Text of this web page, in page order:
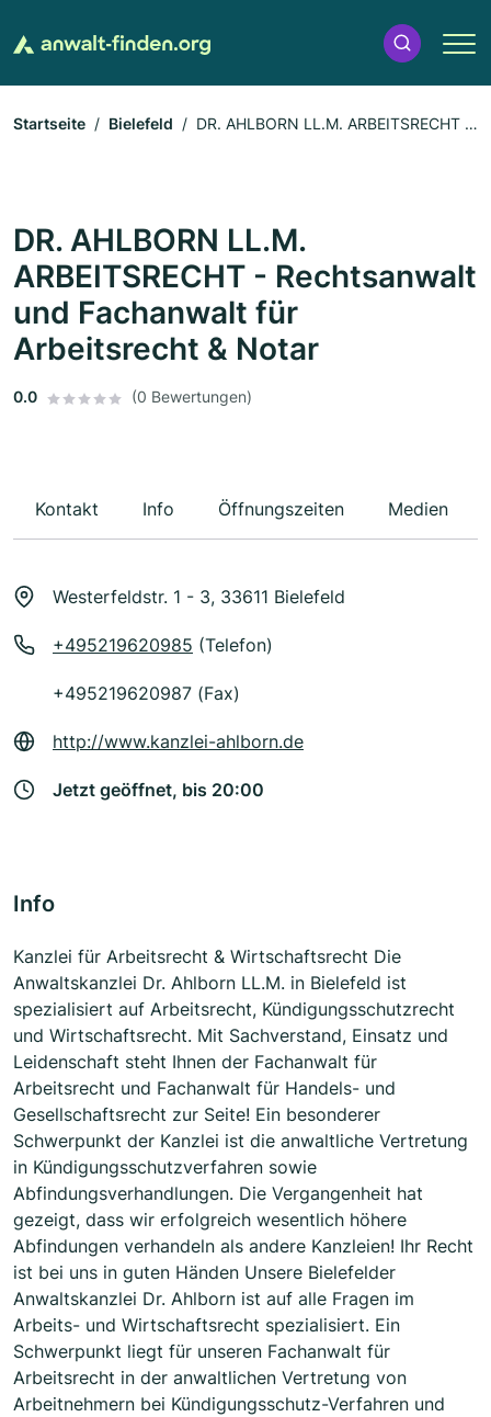
Startseite Bielefeld
DR. AHLBORN LL.M. ARBEITSRECHT -
DR. AHLBORN LL.M.
ARBEITSRECHT - Rechtsanwalt
und Fachanwalt für
Arbeitsrecht & Notar
0.0 (0 Bewertungen)
Kontakt Info Öffnungszeiten Medien
Westerfeldstr. 1 - 3, 33611 Bielefeld
+495219620985 (Telefon)
+495219620987 (Fax)
http://www.kanzlei-ahlborn.de
Jetzt geöffnet, bis 20:00
Info
Kanzlei für Arbeitsrecht & Wirtschaftsrecht Die
Anwaltskanzlei Dr. Ahlborn LL.M. in Bielefeld ist
spezialisiert auf Arbeitsrecht, Kündigungsschutzrecht
und Wirtschaftsrecht. Mit Sachverstand, Einsatz und
Leidenschaft steht Ihnen der Fachanwalt für
Arbeitsrecht und Fachanwalt für Handels- und
Gesellschaftsrecht zur Seite! Ein besonderer
Schwerpunkt der Kanzlei ist die anwaltliche Vertretung
in Kündigungsschutzverfahren sowie
Abfindungsverhandlungen. Die Vergangenheit hat
gezeigt, dass wir erfolgreich wesentlich höhere
Abfindungen verhandeln als andere Kanzleien! Ihr Recht
ist bei uns in guten Händen Unsere Bielefelder
Anwaltskanzlei Dr. Ahlborn ist auf alle Fragen im
Arbeits- und Wirtschaftsrecht spezialisiert. Ein
Schwerpunkt liegt für unseren Fachanwalt für
Arbeitsrecht in der anwaltlichen Vertretung von
Arbeitnehmern bei Kündigungsschutz-Verfahren und